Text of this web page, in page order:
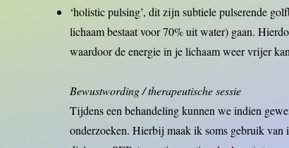
‘holistic pulsing’, dit zijn subtiele pulserende
lichaam bestaat voor 70% uit water) gaan.
waardoor de energie in je
Bewustwording / therapeutische sessie
Tijdens een behandeling kunnen we indien
onderzoeken. Hierbij maak ik soms gebruik